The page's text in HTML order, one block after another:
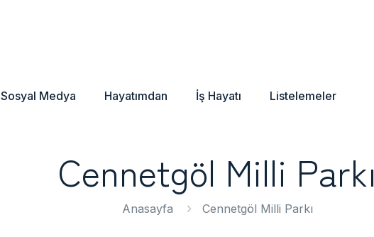
Sosyal Medya Hayatımdan İş Hayatı Listelemeler
Cennetgöl Milli Parkı
Anasayfa Cennetgöl Milli Parkı